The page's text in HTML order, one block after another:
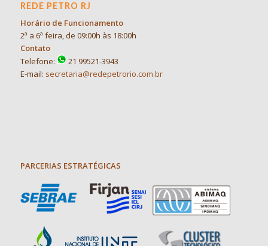
REDE PETRO RJ
Horário de Funcionamento
2ª a 6ª feira, de 09:00h às 18:00h
Contato
Telefone:
21 99521-3943
E-mail: secretaria@redepetrorio.com.br
PARCERIAS ESTRATÉGICAS